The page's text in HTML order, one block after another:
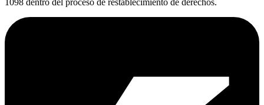
1098 dentro del proceso de restablecimiento de derechos.